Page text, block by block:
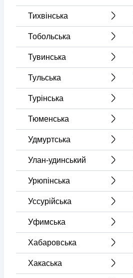
Тихвінська
Тобольська
Тувинська
Тульська
Турінська
Тюменська
Удмуртська
Улан-удинський
Урюпінська
Уссурійська
Уфимська
Хабаровська
Хакаська